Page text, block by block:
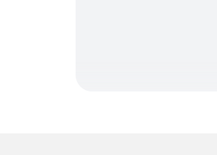
разделение Zip-файлов
настройку параметров
электронной почте